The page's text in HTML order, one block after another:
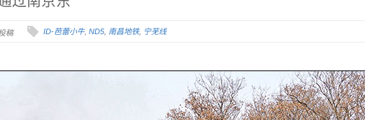
稿 ID-芭蕾小牛, ND5 南昌地铁, 宁芜线